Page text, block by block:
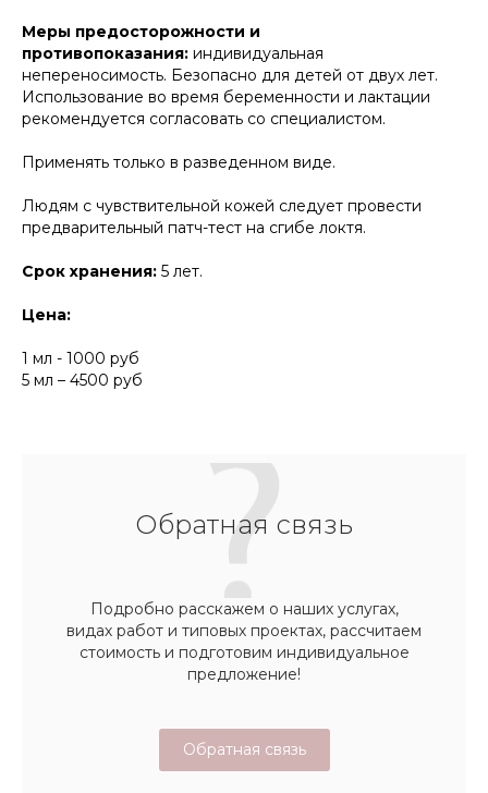
Меры предосторожности и
противопоказания: индивидуальная
непереносимость. Безопасно для детей от двух лет.
Использование во время беременности и лактации
рекомендуется согласовать со специалистом.
Применять только в разведенном виде.
Людям с чувствительной кожей следует провести
предварительный патч-тест на сгибе локтя.
Срок хранения: 5 лет.
Цена:
1 мл - 1000 руб
5 мл – 4500 руб
Обратная связь
Подробно расскажем о наших услугах,
видах работ и типовых проектах, рассчитаем
стоимость и подготовим индивидуальное
предложение!
Обратная связь